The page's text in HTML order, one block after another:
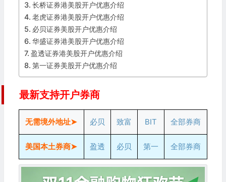
长桥证券港美股开户优惠介绍
老虎证券港美股开户优惠介绍
必贝证券美股开户优惠介绍
华盛证券港美股开户优惠介绍
盈透证券港美股开户优惠介绍
第一证券美股开户优惠介绍
最新支持开户券商
无需境外地址➤ 必贝 致富 BIT 全部券商
美国本土券商➤ 盈透 必贝 第一 全部券商